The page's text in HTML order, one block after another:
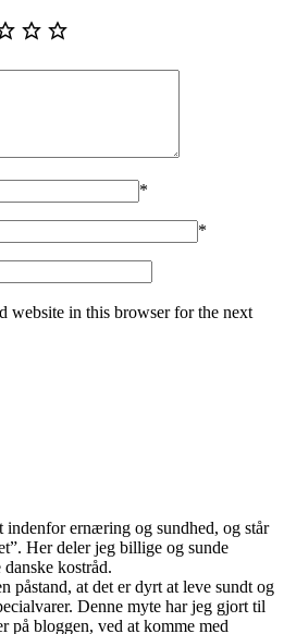
*
*
website in this browser for the next
indenfor ernæring og sundhed, og står
Her deler jeg billige og sunde
kostråd.
påstand, at det er dyrt at leve sundt og
Denne myte har jeg gjort til
på bloggen, ved at komme med